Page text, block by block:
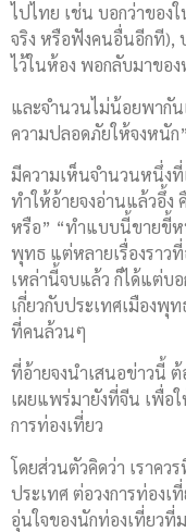
ไปไทย เช่น บอกว่าของ
จริง หรือฟังคนอื่นอีกที),
ไว้ในห้อง พอกลับมาของ
และจำนวนไม่น้อยพากัน
ความปลอดภัยให้จงหนัก”
มีความเห็นจำนวนหนึ่งที่
ทำให้อ้ายจงอ่านแล้วอึ้ง
หรือ” “ทำแบบนี้ขายขี้ห
พุทธ แต่หลายเรื่องราว
เหล่านี้จบแล้ว ก็ได้แต่บอ
เกี่ยวกับประเทศเมืองพุ
ที่คนล้วนๆ
ที่อ้ายจงนำเสนอข่าวนี้ ต้
เผยแพร่มายังที่จีน เพื่อใ
การท่องเที่ยว
โดยส่วนตัวคิดว่า เราค
ประเทศ ต่อวงการท่องเ
อุ่นใจของนักท่องเที่ยวที่